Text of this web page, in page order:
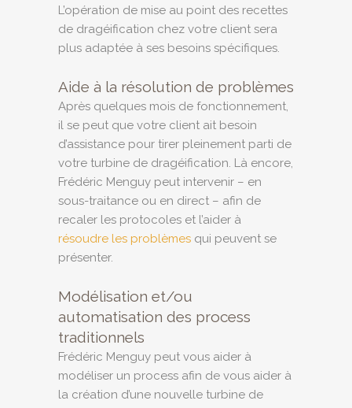
L’opération de mise au point des recettes
de dragéification chez votre client sera
plus adaptée à ses besoins spécifiques.
Aide à la résolution de problèmes
Après quelques mois de fonctionnement,
il se peut que votre client ait besoin
d’assistance pour tirer pleinement parti de
votre turbine de dragéification. Là encore,
Frédéric Menguy peut intervenir – en
sous-traitance ou en direct – afin de
recaler les protocoles et l’aider à
résoudre les problèmes qui peuvent se
présenter.
Modélisation et/ou
automatisation des process
traditionnels
Frédéric Menguy peut vous aider à
modéliser un process afin de vous aider à
la création d’une nouvelle turbine de